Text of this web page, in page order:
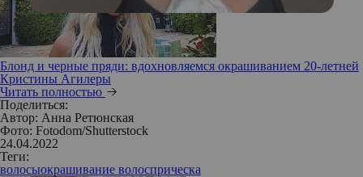
Блонд и черные пряди: вдохновляемся окрашиванием 20-летней
Кристины Агилеры
Читать полностью
Поделиться:
Автор: Анна Ретюнская
Фото: Fotodom/Shutterstock
24.04.2022
Теги:
волосыокрашивание волосприческа